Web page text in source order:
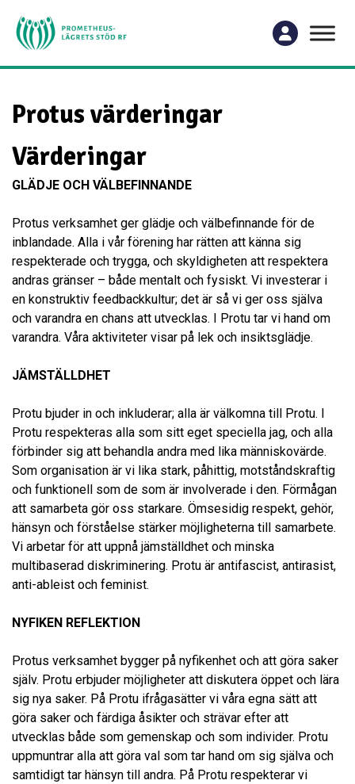
Protus värderingar
Värderingar
GLÄDJE OCH VÄLBEFINNANDE
Protus verksamhet ger glädje och välbefinnande för de
inblandade. Alla i vår förening har rätten att känna sig
respekterade och trygga, och skyldigheten att respektera
andras gränser – både mentalt och fysiskt. Vi investerar i
en konstruktiv feedbackkultur; det är så vi ger oss själva
och varandra en chans att utvecklas. I Protu tar vi hand om
varandra. Våra aktiviteter visar på lek och insiktsglädje.
JÄMSTÄLLDHET
Protu bjuder in och inkluderar; alla är välkomna till Protu. I
Protu respekteras alla som sitt eget speciella jag, och alla
förbinder sig att behandla andra med lika människovärde.
Som organisation är vi lika stark, påhittig, motståndskraftig
och funktionell som de som är involverade i den. Förmågan
att samarbeta gör oss starkare. Ömsesidig respekt, gehör,
hänsyn och förståelse stärker möjligheterna till samarbete.
Vi arbetar för att uppnå jämställdhet och minska
multibaserad diskriminering. Protu är antifascist, antirasist,
anti-ableist och feminist.
NYFIKEN REFLEKTION
Protus verksamhet bygger på nyfikenhet och att göra saker
själv. Protu erbjuder möjligheter att diskutera öppet och lära
sig nya saker. På Protu ifrågasätter vi våra egna sätt att
göra saker och färdiga åsikter och strävar efter att
utvecklas både som gemenskap och som individer. Protu
uppmuntrar alla att göra val som tar hand om sig själva och
samtidigt tar hänsyn till andra. På Protu respekterar vi